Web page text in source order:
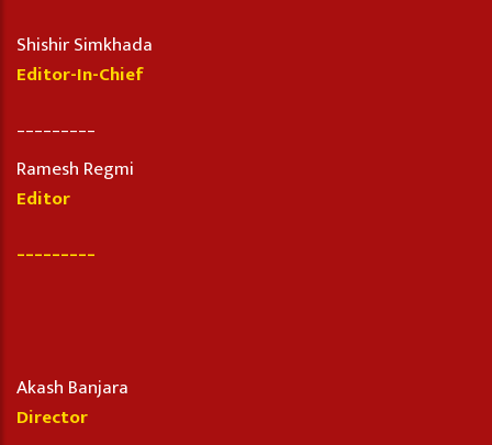
Shishir Simkhada
Editor-In-Chief
Ramesh Regmi
Editor
_________
Akash Banjara
Director